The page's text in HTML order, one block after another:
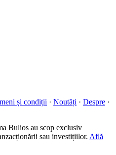
și condiții · Noutăți · Despre ·
Bulios au scop exclusiv
sau investițiilor. Află